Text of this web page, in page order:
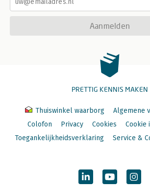
Aanmelden
PRETTIG KENNIS MAKEN
Thuiswinkel waarborg
Algemene
Colofon
Privacy Cookies
Cookie
Toegankelijkheidsverklaring
Service &